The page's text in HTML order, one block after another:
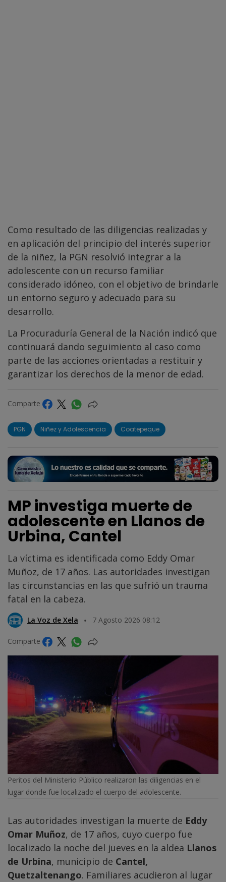
Como resultado de las diligencias realizadas y
en aplicación del principio del interés superior
de la niñez, la PGN resolvió integrar a la
adolescente con un recurso familiar
considerado idóneo, con el objetivo de brindarle
un entorno seguro y adecuado para su
desarrollo.
La Procuraduría General de la Nación indicó que
continuará dando seguimiento al caso como
parte de las acciones orientadas a restituir y
garantizar los derechos de la menor de edad.
Comparte
PGN Niñez y Adolescencia Coatepeque
MP investiga muerte de
adolescente en Llanos de
Urbina, Cantel
La víctima es identificada como Eddy Omar
Muñoz, de 17 años. Las autoridades investigan
las circunstancias en las que sufrió un trauma
fatal en la cabeza.
La Voz de Xela 7 Agosto 2026 08:12
Comparte
Peritos del Ministerio Público realizaron las diligencias en el
lugar donde fue localizado el cuerpo del adolescente.
Las autoridades investigan la muerte de Eddy
Omar Muñoz, de 17 años, cuyo cuerpo fue
localizado la noche del jueves en la aldea Llanos
de Urbina, municipio de Cantel,
Quetzaltenango. Familiares acudieron al lugar